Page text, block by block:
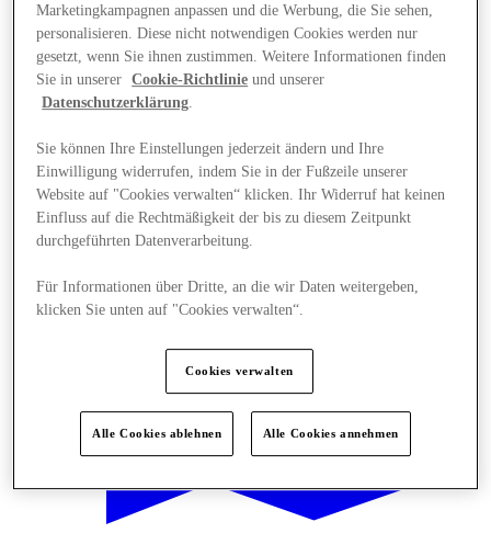
Marketingkampagnen anpassen und die Werbung, die Sie sehen,
personalisieren. Diese nicht notwendigen Cookies werden nur
gesetzt, wenn Sie ihnen zustimmen. Weitere Informationen finden
Sie in unserer
Cookie-Richtlinie und unserer
Datenschutzerklärung.
Sie können Ihre Einstellungen jederzeit ändern und Ihre
Einwilligung widerrufen, indem Sie in der Fußzeile unserer
Website auf "Cookies verwalten“ klicken. Ihr Widerruf hat keinen
Einfluss auf die Rechtmäßigkeit der bis zu diesem Zeitpunkt
durchgeführten Datenverarbeitung.
Für Informationen über Dritte, an die wir Daten weitergeben,
klicken Sie unten auf "Cookies verwalten“.
Cookies verwalten
Alle Cookies ablehnen Alle Cookies annehmen